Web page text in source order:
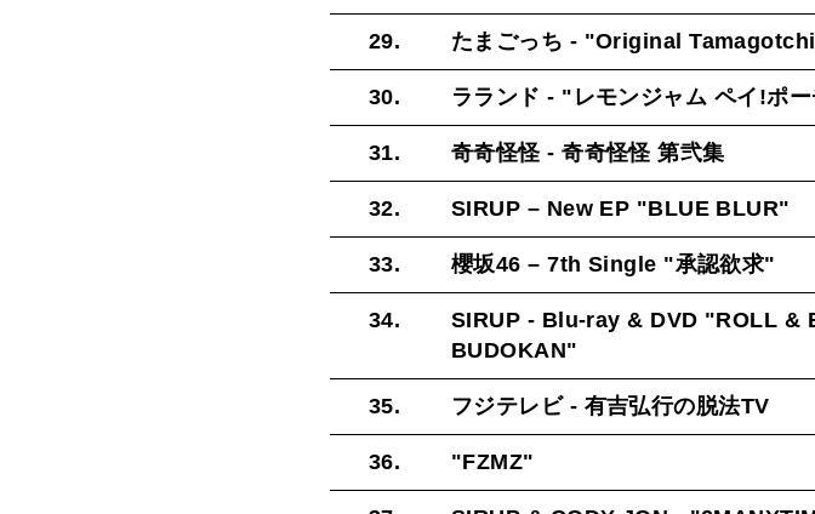
29. たまごっち - "Original
30. ラランド - "レモンジャム ペイ!ポ
31. 奇奇怪怪 - 奇奇怪怪 第弐集
32. SIRUP – New EP "BLUE BLUR"
33. 櫻坂46 – 7th Single "承認欲求"
34.
SIRUP - Blu-ray & DVD "ROLL &
BUDOKAN"
35. フジテレビ - 有吉弘行の脱法TV
36. "FZMZ"